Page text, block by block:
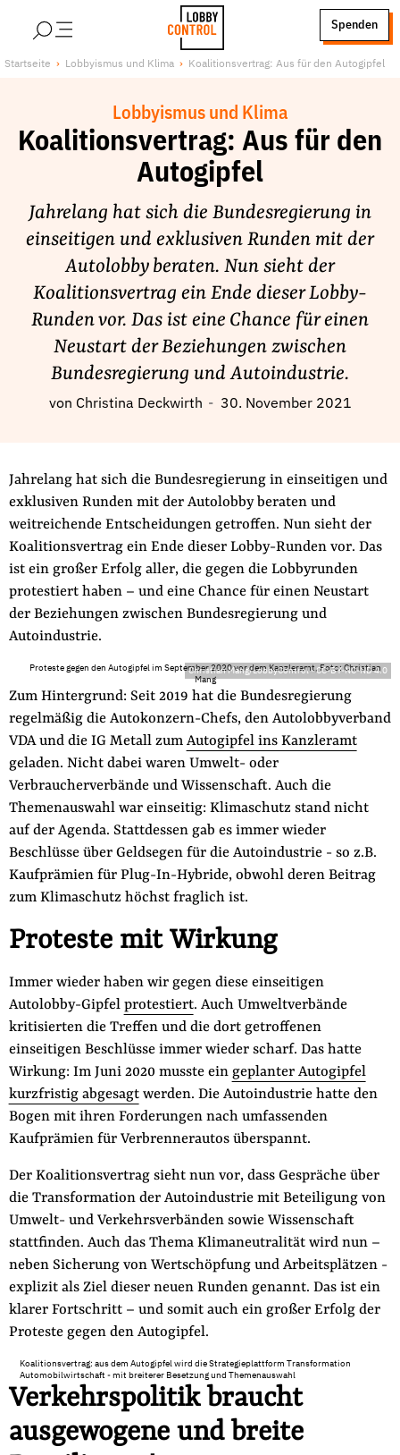
LobbyControl
Spenden
Über uns
Finanzierung
Publikationen und Material
Lobbykritische Stadtführungen
Unsere Schwerpunkte
Lobbykontrolle und Regeln
Lobbyismus und Klima
Macht der Digitalkonzerne
Spenden & Fördern
Fördermitglied werden
Bußgelder und Geldauflagen
Projektspende
Testamentsspende
Newsletter
Appelle unterzeichnen
Kontakt
Impressum
Suche
auf
der
Website
Folge Uns
FacebookMastodon
BlueskyInstagram
YoutubeLinkedIn
Feed
Startseite Lobbyismus und Klima Koalitionsvertrag: Aus für den Autogipfel
Lobbyismus und Klima
Koalitionsvertrag: Aus für den
Autogipfel
Jahrelang hat sich die Bundesregierung in
einseitigen und exklusiven Runden mit der
Autolobby beraten. Nun sieht der
Koalitionsvertrag ein Ende dieser Lobby-
Runden vor. Das ist eine Chance für einen
Neustart der Beziehungen zwischen
Bundesregierung und Autoindustrie.
von Christina Deckwirth 30. November 2021
Jahrelang hat sich die Bundesregierung in einseitigen und
exklusiven Runden mit der Autolobby beraten und
weitreichende Entscheidungen getroffen. Nun sieht der
Koalitionsvertrag ein Ende dieser Lobby-Runden vor. Das
ist ein großer Erfolg aller, die gegen die Lobbyrunden
protestiert haben – und eine Chance für einen Neustart
der Beziehungen zwischen Bundesregierung und
Autoindustrie.
Christian Mang/LobbyControl-CC-BY-NC-ND 4.0
Proteste gegen den Autogipfel im September 2020 vor dem Kanzleramt, Foto: Christian
Mang
Zum Hintergrund: Seit 2019 hat die Bundesregierung
regelmäßig die Autokonzern-Chefs, den Autolobbyverband
VDA und die IG Metall zum Autogipfel ins Kanzleramt
geladen. Nicht dabei waren Umwelt- oder
Verbraucherverbände und Wissenschaft. Auch die
Themenauswahl war einseitig: Klimaschutz stand nicht
auf der Agenda. Stattdessen gab es immer wieder
Beschlüsse über Geldsegen für die Autoindustrie - so z.B.
Kaufprämien für Plug-In-Hybride, obwohl deren Beitrag
zum Klimaschutz höchst fraglich ist.
Proteste mit Wirkung
Immer wieder haben wir gegen diese einseitigen
Autolobby-Gipfel protestiert. Auch Umweltverbände
kritisierten die Treffen und die dort getroffenen
einseitigen Beschlüsse immer wieder scharf. Das hatte
Wirkung: Im Juni 2020 musste ein geplanter Autogipfel
kurzfristig abgesagtwerden. Die Autoindustrie hatte den
Bogen mit ihren Forderungen nach umfassenden
Kaufprämien für Verbrennerautos überspannt.
Der Koalitionsvertrag sieht nun vor, dass Gespräche über
die Transformation der Autoindustrie mit Beteiligung von
Umwelt- und Verkehrsverbänden sowie Wissenschaft
stattfinden. Auch das Thema Klimaneutralität wird nun –
neben Sicherung von Wertschöpfung und Arbeitsplätzen -
explizit als Ziel dieser neuen Runden genannt. Das ist ein
klarer Fortschritt – und somit auch ein großer Erfolg der
Proteste gegen den Autogipfel.
Koalitionsvertrag: aus dem Autogipfel wird die Strategieplattform Transformation
Automobilwirtschaft - mit breiterer Besetzung und Themenauswahl
Verkehrspolitik braucht
ausgewogene und breite